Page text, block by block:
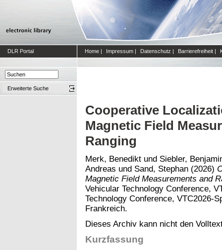
DLR Portal Home | Impressum | Datenschutz | Barrierefreiheit |
Erweiterte Suche
Cooperative
Magnetic Field
Ranging
Merk, Benedikt und Siebler,
Andreas und Sand, Stephan (2026)
Magnetic Field Measurements and
Vehicular Technology Conference,
Technology Conference, VTC2026-
Frankreich.
Dieses Archiv kann nicht den
Kurzfassung